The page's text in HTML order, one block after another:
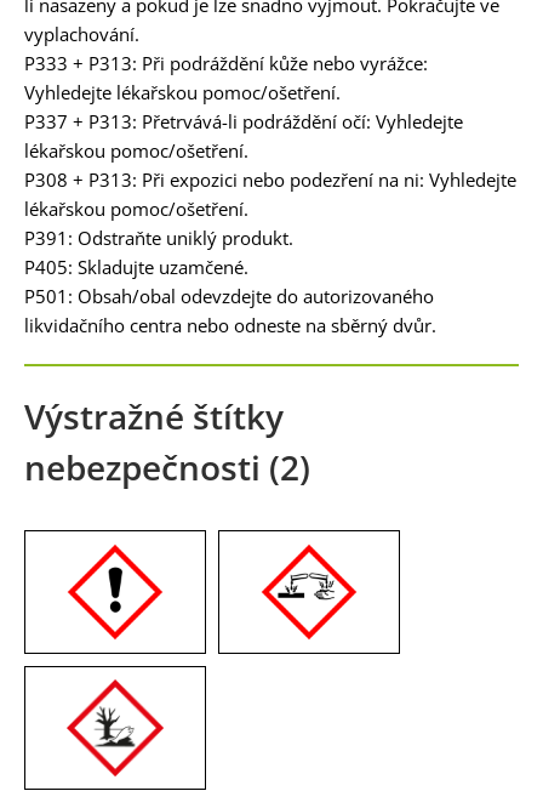
vyplachování.
P333 + P313: Při podráždění kůže nebo vyrážce:
Vyhledejte lékařskou pomoc/ošetření.
P337 + P313: Přetrvává-li podráždění očí: Vyhledejte
lékařskou pomoc/ošetření.
P308 + P313: Při expozici nebo podezření na ni: Vyhledejte
lékařskou pomoc/ošetření.
P391: Odstraňte uniklý produkt.
P405: Skladujte uzamčené.
P501: Obsah/obal odevzdejte do autorizovaného
likvidačního centra nebo odneste na sběrný dvůr.
Výstražné štítky
nebezpečnosti (2)